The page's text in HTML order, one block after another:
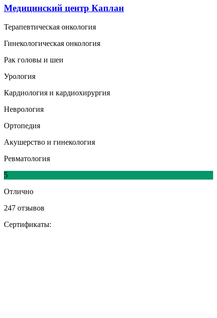
Медицинский центр Каплан
Терапевтическая онкология
Гинекологическая онкология
Рак головы и шеи
Урология
Кардиология и кардиохирургия
Неврология
Ортопедия
Акушерство и гинекология
Ревматология
5
Отлично
247 отзывов
Сертификаты: